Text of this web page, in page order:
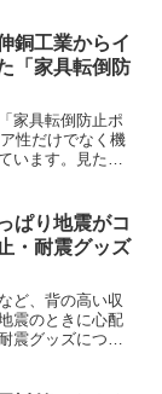
銅工業からイ
「家具転倒防
家具転倒防止ポ
性だけでなく機
います。見た目
とができるうえ
定して天井を点
もできます。
ぱり地震がコ
・耐震グッズ
ど、背の高い収
震のときに心配
震グッズについ